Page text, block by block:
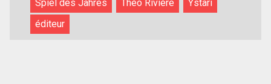
Spiel des Jahres
Théo Rivière
Ystari
éditeur